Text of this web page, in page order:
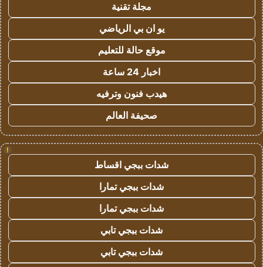
مجلة تقنية
يو ان بي الرياضي
موقع حالة للتعليم
اخبار 24 ساعة
هيدب فنون وترفيه
صحيفة العالم
!
شدات ببجي اقساط
شدات ببجي تمارا
شدات ببجي تمارا
شدات ببجي تابي
شدات ببجي تابي